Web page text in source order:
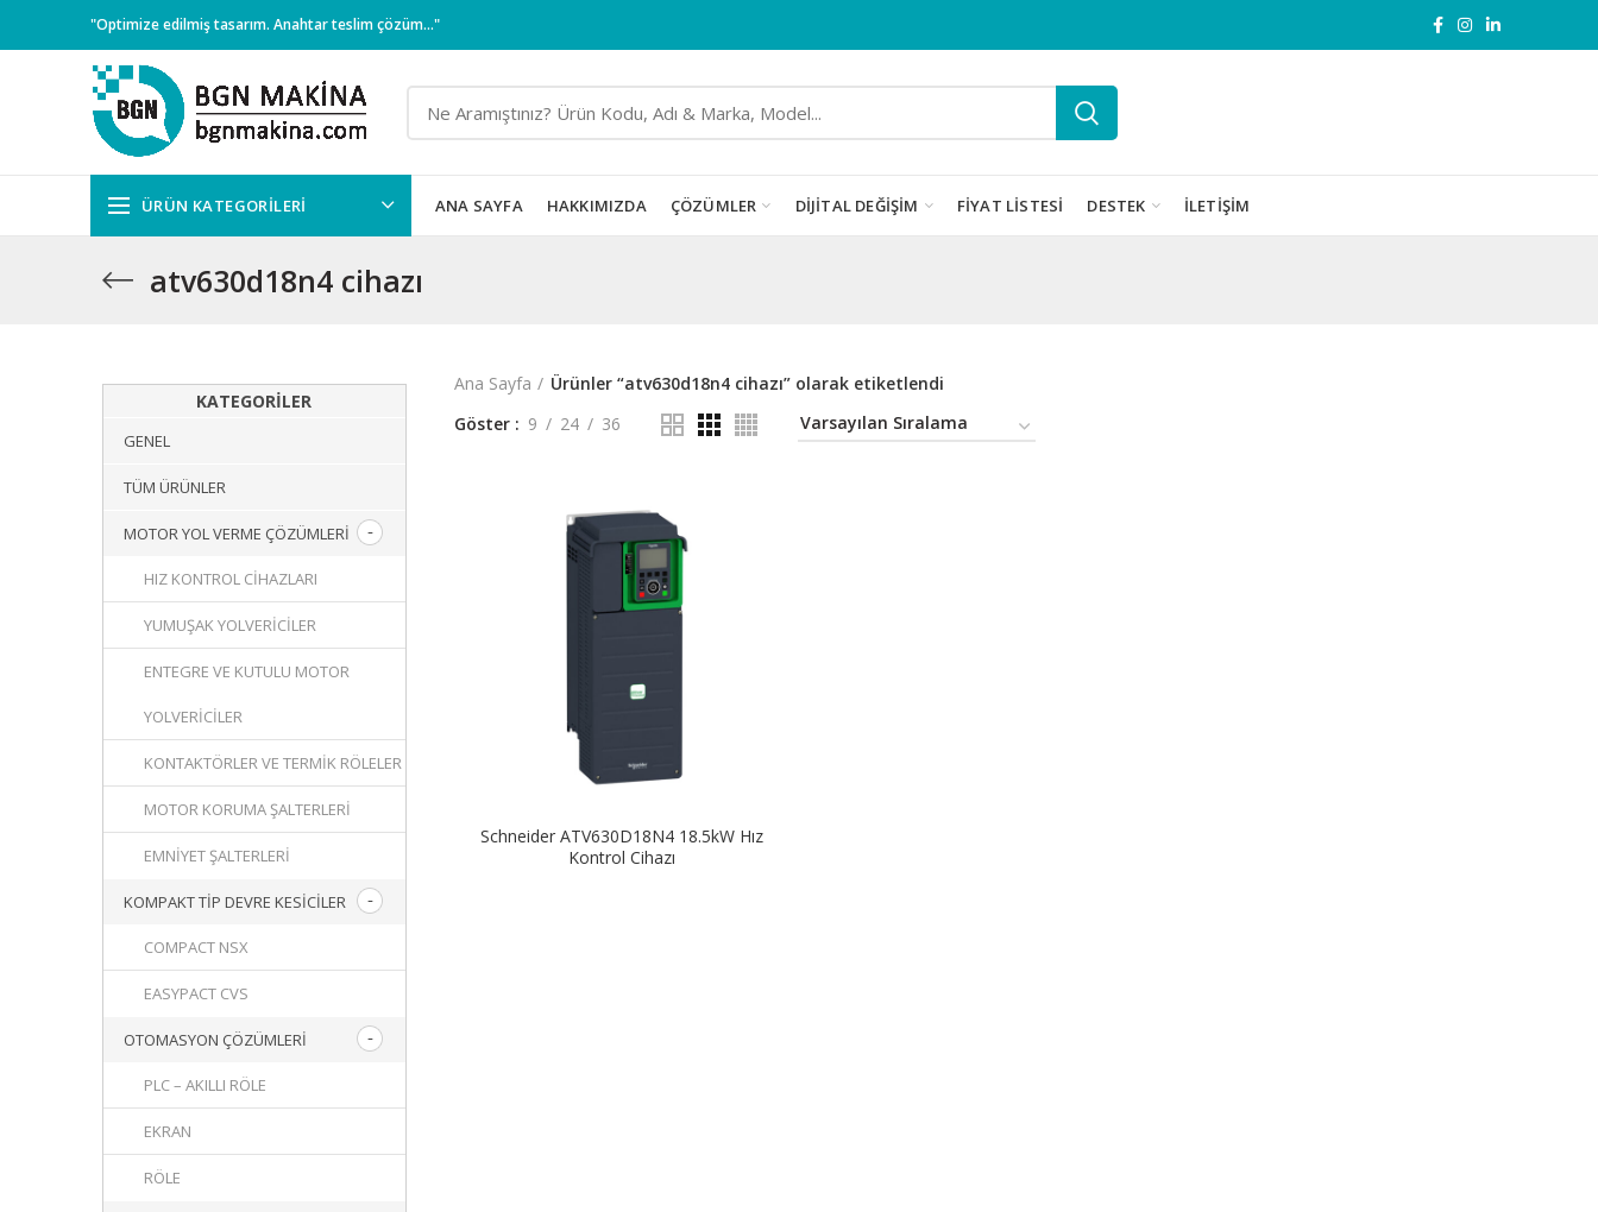
"Optimize edilmiş tasarım. Anahtar teslim çözüm..."
ÜRÜN KATEGORILERI ANA SAYFA HAKKIMIZDA ÇÖZÜMLER DIJITAL DEĞIŞIM FIYAT LISTESI DESTEK İLETIŞIM
atv630d18n4 cihazı
KATEGORILER
GENEL
TÜM ÜRÜNLER
MOTOR YOL VERME ÇÖZÜMLERI
HIZ KONTROL CIHAZLARI
YUMUŞAK YOLVERICILER
ENTEGRE VE KUTULU MOTOR
YOLVERICILER
KONTAKTÖRLER VE TERMIK RÖLELER
MOTOR KORUMA ŞALTERLERI
EMNIYET ŞALTERLERI
KOMPAKT TIP DEVRE KESICILER
COMPACT NSX
EASYPACT CVS
OTOMASYON ÇÖZÜMLERI
PLC – AKILLI RÖLE
EKRAN
RÖLE
Ana Sayfa
Ürünler “atv630d18n4 cihazı” olarak etiketlendi
Göster
9 24 36
Schneider ATV630D18N4 18.5kW Hız
Kontrol Cihazı